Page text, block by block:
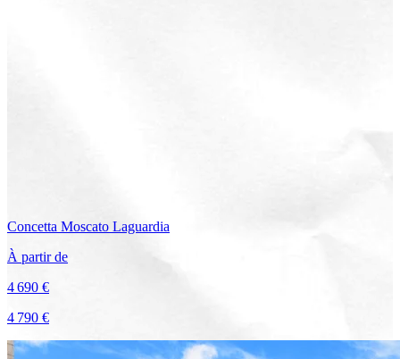
Concetta Moscato Laguardia
À partir de
4 690 €
4 790 €
Voir le voyage